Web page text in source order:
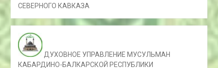
СЕВЕРНОГО КАВКАЗА
ДУХОВНОЕ УПРАВЛЕНИЕ МУСУЛЬМАН
КАБАРДИНО-БАЛКАРСКОЙ РЕСПУБЛИКИ